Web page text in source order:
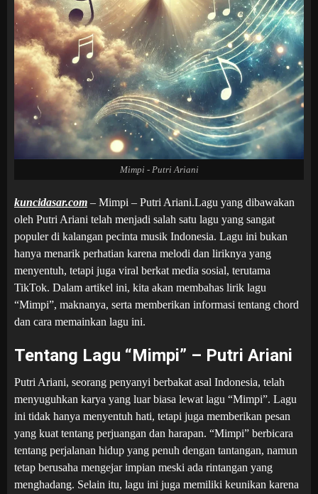
Mimpi - Putri Ariani
kuncidasar.com – Mimpi – Putri Ariani.Lagu yang dibawakan
oleh Putri Ariani telah menjadi salah satu lagu yang sangat
populer di kalangan pecinta musik Indonesia. Lagu ini bukan
hanya menarik perhatian karena melodi dan liriknya yang
menyentuh, tetapi juga viral berkat media sosial, terutama
TikTok. Dalam artikel ini, kita akan membahas lirik lagu
“Mimpi”, maknanya, serta memberikan informasi tentang chord
dan cara memainkan lagu ini.
Tentang Lagu “Mimpi” – Putri Ariani
Putri Ariani, seorang penyanyi berbakat asal Indonesia, telah
menyuguhkan karya yang luar biasa lewat lagu “Mimpi”. Lagu
ini tidak hanya menyentuh hati, tetapi juga memberikan pesan
yang kuat tentang perjuangan dan harapan. “Mimpi” berbicara
tentang perjalanan hidup yang penuh dengan tantangan, namun
tetap berusaha mengejar impian meski ada rintangan yang
menghadang. Selain itu, lagu ini juga memiliki keunikan karena